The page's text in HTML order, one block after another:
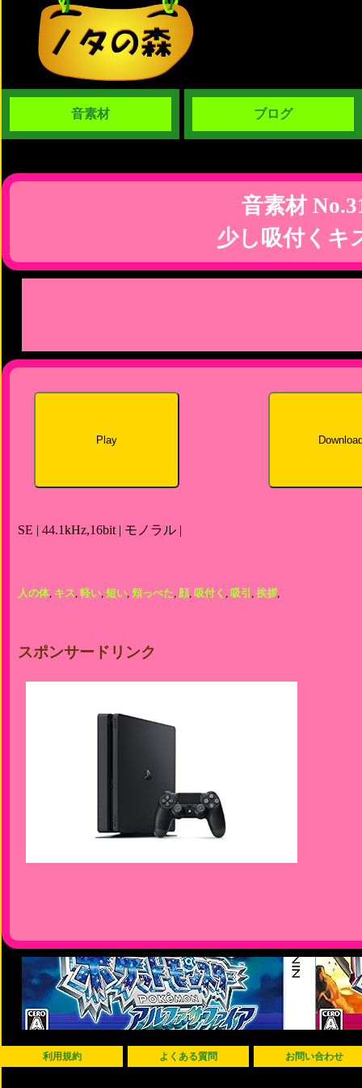
音素材 ブログ
音素材
少し吸付くキ
Play
SE | 44.1kHz,16bit | モノラル |
人の体, キス, 軽い, 短い, 頬っぺた, 顔, 吸付く , 吸引 , 挨拶,
スポンサードリンク
利用規約 よくある質問 お問い合わせ